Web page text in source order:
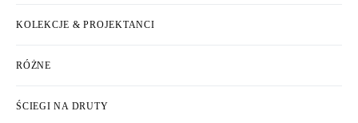
KOLEKCJE & PROJEKTANCI
RÓŻNE
ŚCIEGI NA DRUTY